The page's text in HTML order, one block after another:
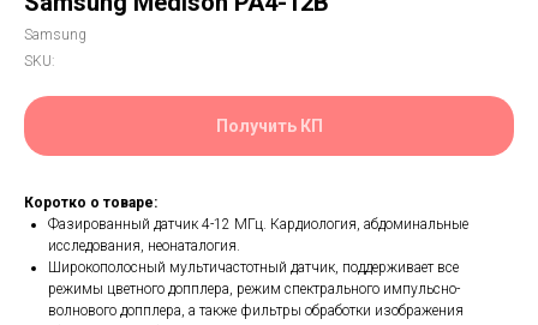
Samsung
SKU:
Получить КП
Коротко о товаре:
Фазированный датчик 4-12 МГц. Кардиология, абдоминальные
исследования, неонаталогия.
Широкополосный мультичастотный датчик, поддерживает все
режимы цветного допплера, режим спектрального импульсно-
волнового допплера, а также фильтры обработки изображения